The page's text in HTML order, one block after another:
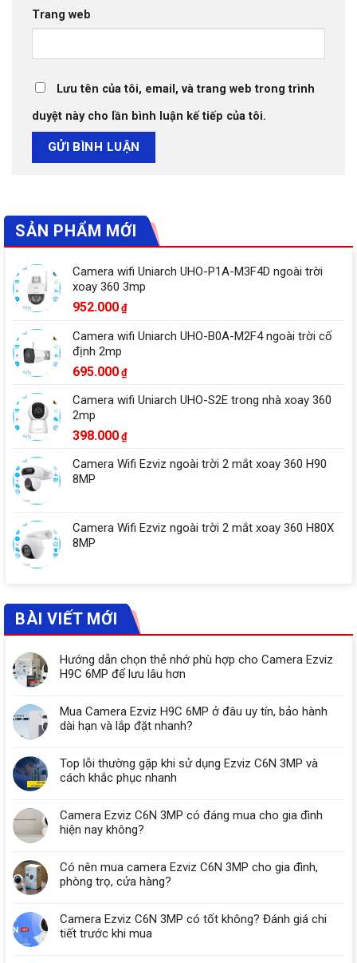
Trang web
Lưu tên của tôi, email, và trang web trong trình
duyệt này cho lần bình luận kế tiếp của tôi.
SẢN PHẨM MỚI
Camera wifi Uniarch UHO-P1A-M3F4D ngoài trời
xoay 360 3mp
952.000 ₫
Camera wifi Uniarch UHO-B0A-M2F4 ngoài trời cố
định 2mp
695.000 ₫
Camera wifi Uniarch UHO-S2E trong nhà xoay 360
2mp
398.000 ₫
Camera Wifi Ezviz ngoài trời 2 mắt xoay 360 H90
8MP
Camera Wifi Ezviz ngoài trời 2 mắt xoay 360 H80X
8MP
BÀI VIẾT MỚI
Hướng dẫn chọn thẻ nhớ phù hợp cho Camera Ezviz
H9C 6MP để lưu lâu hơn
Mua Camera Ezviz H9C 6MP ở đâu uy tín, bảo hành
dài hạn và lắp đặt nhanh?
Top lỗi thường gặp khi sử dụng Ezviz C6N 3MP và
cách khắc phục nhanh
Camera Ezviz C6N 3MP có đáng mua cho gia đình
hiện nay không?
Có nên mua camera Ezviz C6N 3MP cho gia đình,
phòng trọ, cửa hàng?
Camera Ezviz C6N 3MP có tốt không? Đánh giá chi
tiết trước khi mua